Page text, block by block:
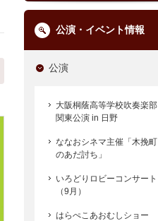
公演・イベント情報
公演
大阪桐蔭高等学校吹奏楽部
関東公演 in 日野
ななおシネマ主催「木挽町
のあだ討ち」
いろどりロビーコンサート
（9月）
はらぺこあおむしショー